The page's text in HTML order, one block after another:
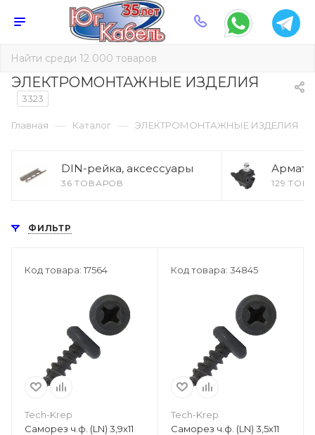
ЭЛЕКТРОМОНТАЖНЫЕ ИЗДЕЛИЯ
3323
Главная — Каталог — ЭЛЕКТРОМОНТАЖНЫЕ ИЗДЕЛИЯ
DIN-рейка, аксессуары
36 ТОВАРОВ 129
ФИЛЬТР
Код товара: 17564
Tech-Krep
Саморез ч.ф. (LN) 3,9х11
Код товара: 34845
Tech-Krep
Саморез ч.ф. (LN) 3,5х11